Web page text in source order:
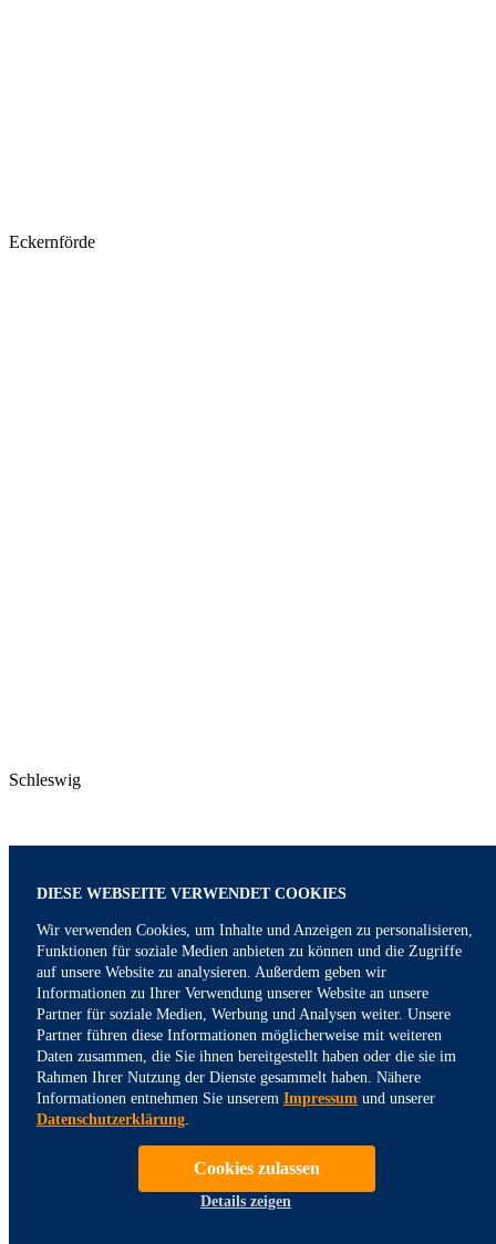
DIESE WEBSEITE VERWENDET COOKIES
Wir verwenden Cookies, um Inhalte und Anzeigen zu personalisieren,
Funktionen für soziale Medien anbieten zu können und die Zugriffe
auf unsere Website zu analysieren. Außerdem geben wir
Informationen zu Ihrer Verwendung unserer Website an unsere
Partner für soziale Medien, Werbung und Analysen weiter. Unsere
Partner führen diese Informationen möglicherweise mit weiteren
Daten zusammen, die Sie ihnen bereitgestellt haben oder die sie im
Rahmen Ihrer Nutzung der Dienste gesammelt haben. Nähere
Informationen entnehmen Sie unserem Impressum und unserer
Datenschutzerklärung.
Cookies zulassen
Details zeigen
Eckernförde
Schleswig